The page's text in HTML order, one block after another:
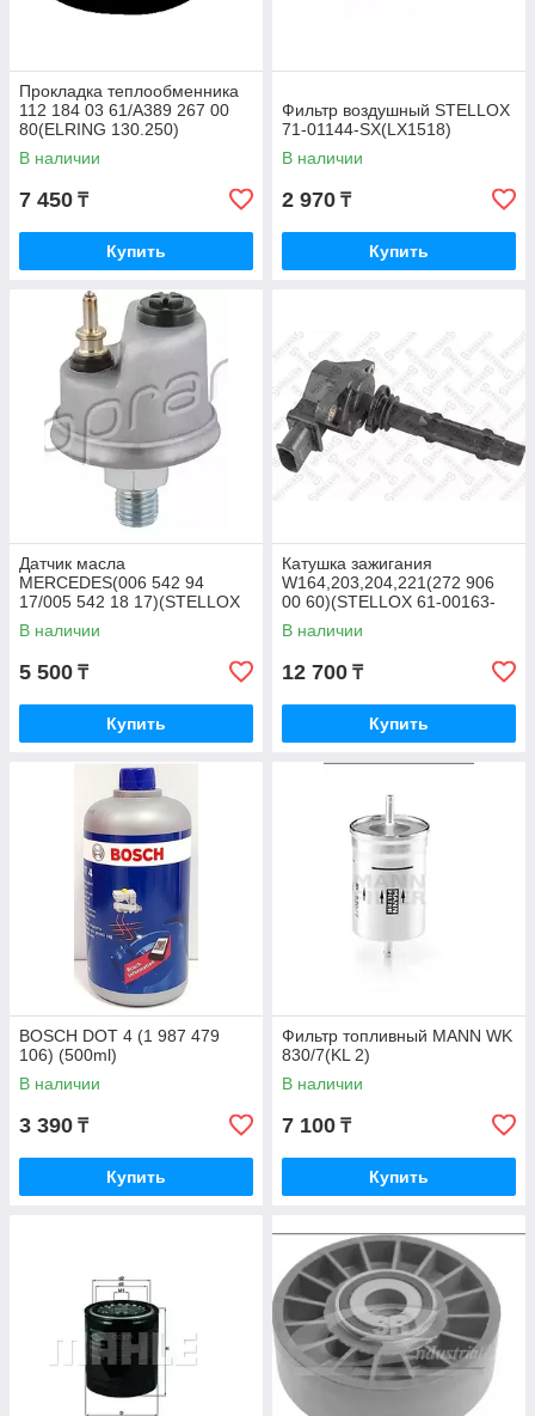
Прокладка теплообменника
112 184 03 61/A389 267 00
80(ELRING 130.250)
В наличии
7 450 ₸
Купить
Фильтр воздушный STELLOX
71-01144-SX(LX1518)
В наличии
2 970 ₸
Купить
Датчик масла
MERCEDES(006 542 94
17/005 542 18 17)(STELLOX
06-08018-SX)
В наличии
5 500 ₸
Купить
Катушка зажигания
W164,203,204,221(272 906
00 60)(STELLOX 61-00163-
SX)
В наличии
12 700 ₸
Купить
BOSCH DOT 4 (1 987 479
106) (500ml)
В наличии
3 390 ₸
Купить
Фильтр топливный MANN WK
830/7(KL 2)
В наличии
7 100 ₸
Купить